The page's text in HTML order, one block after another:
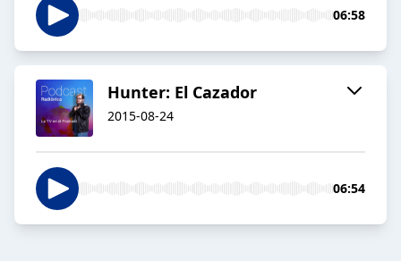
06:58
Hunter: El Cazador
2015-08-24
06:54